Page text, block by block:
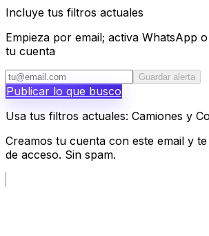
Incluye tus filtros actuales
Empieza por email; activa WhatsApp
tu cuenta
Guardar alerta
Publicar lo que busco
Usa tus filtros actuales: Camiones y
Creamos tu cuenta con este email y
de acceso. Sin spam.